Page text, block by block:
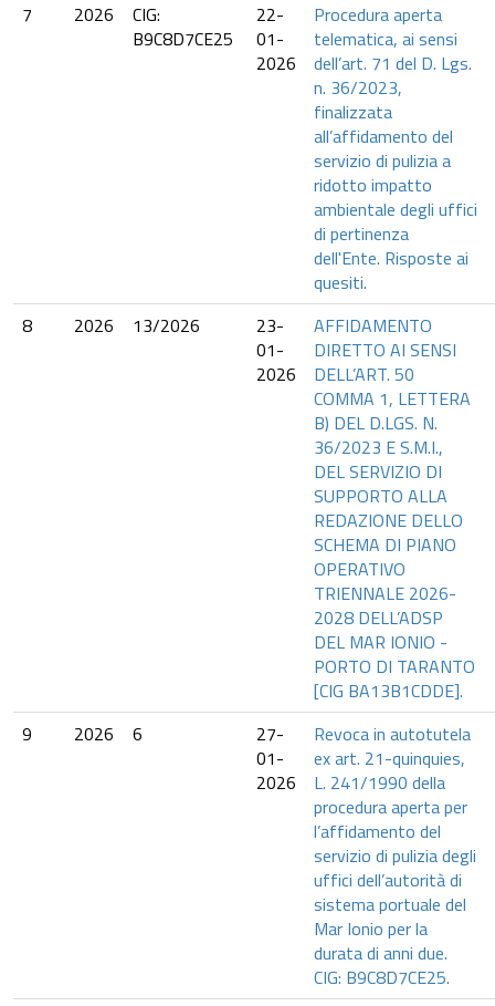
7
2026
CIG:
B9C8D7CE25
22-
01-
2026
Procedura aperta
telematica, ai sensi
dell’art. 71 del D. Lgs.
n. 36/2023,
finalizzata
all’affidamento del
servizio di pulizia a
ridotto impatto
ambientale degli uffici
di pertinenza
dell'Ente. Risposte ai
quesiti.
8
2026 13/2026
23-
01-
2026
AFFIDAMENTO
DIRETTO AI SENSI
DELL’ART. 50
COMMA 1, LETTERA
B) DEL D.LGS. N.
36/2023 E S.M.I.,
DEL SERVIZIO DI
SUPPORTO ALLA
REDAZIONE DELLO
SCHEMA DI PIANO
OPERATIVO
TRIENNALE 2026-
2028 DELL’ADSP
DEL MAR IONIO -
PORTO DI TARANTO
[CIG BA13B1CDDE].
9
2026 6
27-
01-
2026
Revoca in autotutela
ex art. 21-quinquies,
L. 241/1990 della
procedura aperta per
l’affidamento del
servizio di pulizia degli
uffici dell’autorità di
sistema portuale del
Mar Ionio per la
durata di anni due.
CIG: B9C8D7CE25.